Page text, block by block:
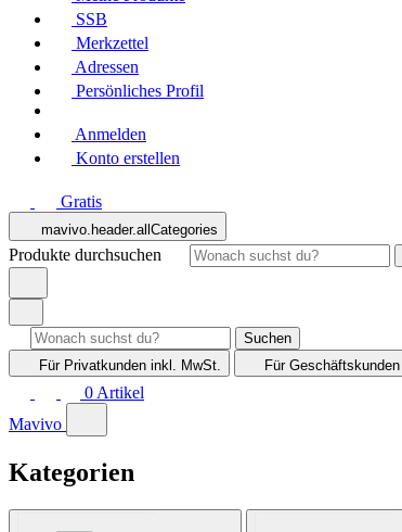
SSB
Merkzettel
Adressen
Persönliches Profil
Anmelden
Konto erstellen
Gratis
mavivo.header.allCategories
Produkte durchsuchen
Suchen
Für Privatkunden inkl. MwSt. Für Geschäftskunden
0 Artikel
Mavivo
Kategorien